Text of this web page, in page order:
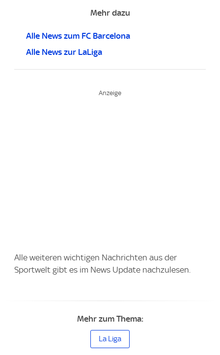
Mehr dazu
Alle News zum FC Barcelona
Alle News zur LaLiga
Alle weiteren wichtigen Nachrichten aus der
Sportwelt gibt es im News Update nachzulesen.
Mehr zum Thema:
La Liga